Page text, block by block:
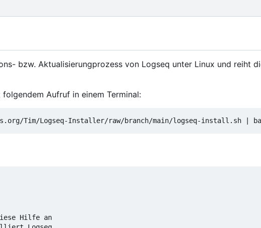
bzw. Aktualisierungprozess von Logseq unter Linux und reiht
Aufruf in einem Terminal:
Tim/Logseq-Installer/raw/branch/main/logseq-install.sh
Hilfe an